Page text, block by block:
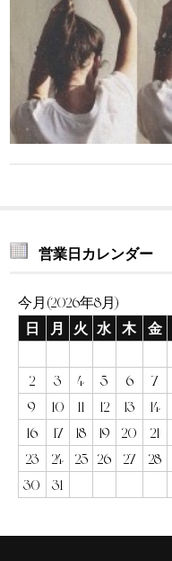
営業日カレンダー
今月(2026年8月)
日
月 火 水 木 金
2
3 4 5 6 7
9
10 11 12 13 14
16
17 18 19 20 21
23
24 25 26 27 28
30
31